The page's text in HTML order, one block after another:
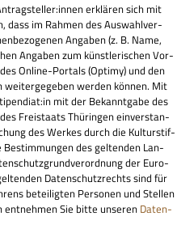
erklä­ren sich mit
dass im Rah­men des Aus­wahl­ver­
Anga­ben (z. B. Name,
Anga­ben zum künst­le­ri­schen Vor­
Online-Por­tals (Optimy) und den
wer­den kön­nen. Mit
mit der Bekannt­gabe des
Frei­staats Thü­rin­gen ein­ver­stan­
des Wer­kes durch die Kul­tur­stif­
des gel­ten­den Lan­
der Euro­
Daten­schutz­rechts sind für
betei­lig­ten Per­so­nen und Stel­len
Sie bitte unse­ren Daten­